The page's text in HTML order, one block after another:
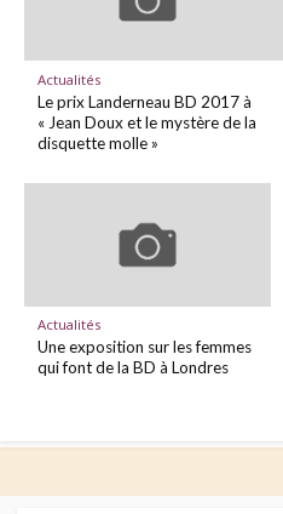
Actualités
Le prix Landerneau BD 2017 à
« Jean Doux et le mystère de la
disquette molle »
Actualités
Une exposition sur les femmes
qui font de la BD à Londres